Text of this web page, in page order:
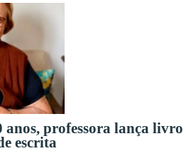
professora lança livro
escrita